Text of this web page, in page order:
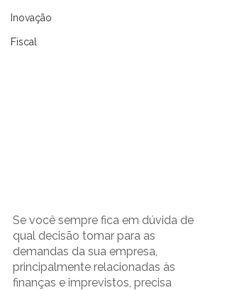
Inovação
Fiscal
Se você sempre fica em dúvida de
qual decisão tomar para as
demandas da sua empresa,
principalmente relacionadas às
finanças e imprevistos, precisa